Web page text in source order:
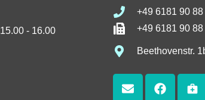
15.00 - 16.00
+49 6181 90 88
+49 6181 90
Beethovenstr.
medical_services